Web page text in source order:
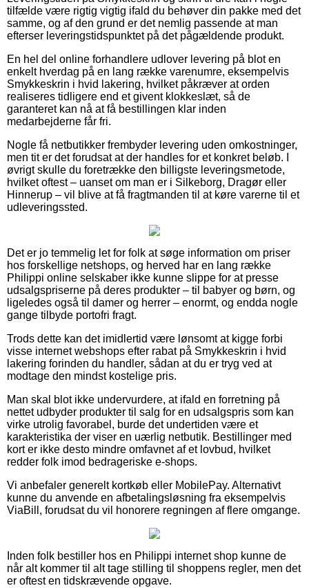
tilfælde være rigtig vigtig ifald du behøver din pakke med det
samme, og af den grund er det nemlig passende at man
efterser leveringstidspunktet på det pågældende produkt.
En hel del online forhandlere udlover levering på blot en
enkelt hverdag på en lang række varenumre, eksempelvis
Smykkeskrin i hvid lakering, hvilket påkræver at orden
realiseres tidligere end et givent klokkeslæt, så de
garanteret kan nå at få bestillingen klar inden
medarbejderne får fri.
Nogle få netbutikker frembyder levering uden omkostninger,
men tit er det forudsat at der handles for et konkret beløb. I
øvrigt skulle du foretrække den billigste leveringsmetode,
hvilket oftest – uanset om man er i Silkeborg, Dragør eller
Hinnerup – vil blive at få fragtmanden til at køre varerne til et
udleveringssted.
Det er jo temmelig let for folk at søge information om priser
hos forskellige netshops, og herved har en lang række
Philippi online selskaber ikke kunne slippe for at presse
udsalgspriserne på deres produkter – til babyer og børn, og
ligeledes også til damer og herrer – enormt, og endda nogle
gange tilbyde portofri fragt.
Trods dette kan det imidlertid være lønsomt at kigge forbi
visse internet webshops efter rabat på Smykkeskrin i hvid
lakering forinden du handler, sådan at du er tryg ved at
modtage den mindst kostelige pris.
Man skal blot ikke undervurdere, at ifald en forretning på
nettet udbyder produkter til salg for en udsalgspris som kan
virke utrolig favorabel, burde det undertiden være et
karakteristika der viser en uærlig netbutik. Bestillinger med
kort er ikke desto mindre omfavnet af et lovbud, hvilket
redder folk imod bedrageriske e-shops.
Vi anbefaler generelt kortkøb eller MobilePay. Alternativt
kunne du anvende en afbetalingsløsning fra eksempelvis
ViaBill, forudsat du vil honorere regningen af flere omgange.
Inden folk bestiller hos en Philippi internet shop kunne de
når alt kommer til alt tage stilling til shoppens regler, men det
er oftest en tidskrævende opgave.